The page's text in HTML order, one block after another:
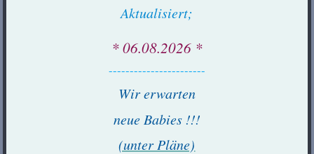
Aktualisiert;
* 06.08.2026 *
-----------------------
Wir erwarten
neue Babies !!!
(unter Pläne)